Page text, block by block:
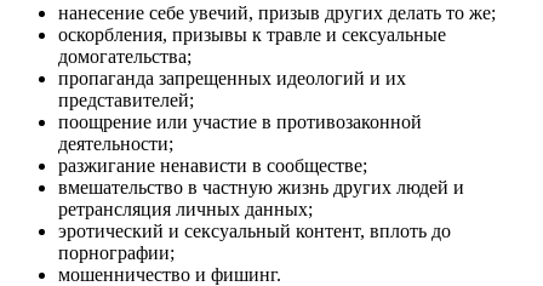
нанесение себе увечий, призыв других делать то же;
оскорбления, призывы к травле и сексуальные
домогательства;
пропаганда запрещенных идеологий и их
представителей;
поощрение или участие в противозаконной
деятельности;
разжигание ненависти в сообществе;
вмешательство в частную жизнь других людей и
ретрансляция личных данных;
эротический и сексуальный контент, вплоть до
порнографии;
мошенничество и фишинг.